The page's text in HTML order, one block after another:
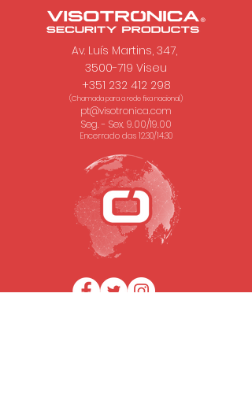
Av. Luís Martins, 347,
3500-719 Viseu
+351 232 412 298
(Chamada para a rede fixa nacional.)
pt@visotronica.com
Seg. - Sex. 9.00/19.00
Encerrado das 12.30/14.30